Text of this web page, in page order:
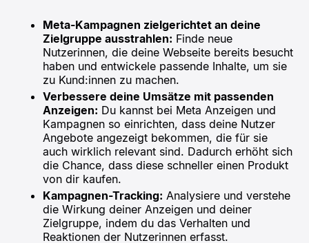
Meta-Kampagnen zielgerichtet an deine
Zielgruppe ausstrahlen: Finde neue
Nutzerinnen, die deine Webseite bereits besucht
haben und entwickele passende Inhalte, um sie
zu Kund:innen zu machen.
Verbessere deine Umsätze mit passenden
Anzeigen: Du kannst bei Meta Anzeigen und
Kampagnen so einrichten, dass deine Nutzer
Angebote angezeigt bekommen, die für sie
auch wirklich relevant sind. Dadurch erhöht sich
die Chance, dass diese schneller einen Produkt
von dir kaufen.
Kampagnen-Tracking: Analysiere und verstehe
die Wirkung deiner Anzeigen und deiner
Zielgruppe, indem du das Verhalten und
Reaktionen der Nutzerinnen erfasst.